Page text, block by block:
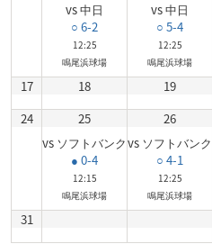
vs 中日
○ 6-2
12:25
鳴尾浜球場
vs 中日
○ 5-4
12:25
鳴尾浜球場
17 18 19
24
25
vs ソフトバンク
● 0-4
12:15
鳴尾浜球場
26
vs ソフトバンク
○ 4-1
12:25
鳴尾浜球場
31